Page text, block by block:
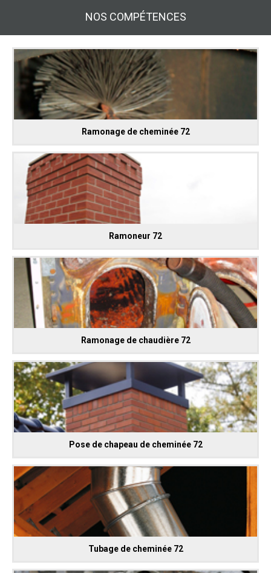
NOS COMPÉTENCES
Ramonage de cheminée 72
Ramoneur 72
Ramonage de chaudière 72
Pose de chapeau de cheminée 72
Tubage de cheminée 72